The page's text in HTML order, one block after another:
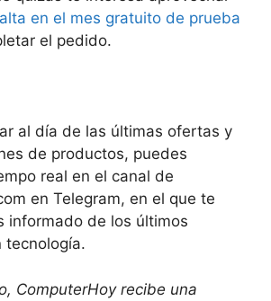
en el mes gratuito de prueba
el pedido.
al día de las últimas ofertas y
de productos, puedes
real en el canal de
en Telegram, en el que te
informado de los últimos
tecnología.
ComputerHoy recibe una